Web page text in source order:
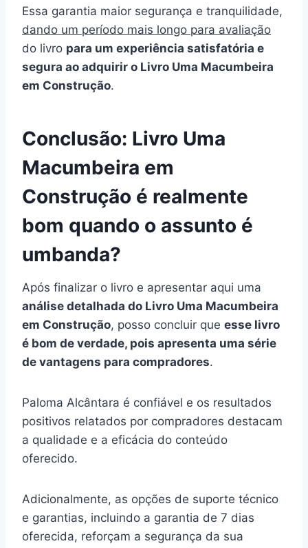
Essa garantia maior segurança e tranquilidade,
dando um período mais longo para avaliação
do livro para um experiência satisfatória e
segura ao adquirir o Livro Uma Macumbeira
em Construção.
Conclusão: Livro Uma
Macumbeira em
Construção é realmente
bom quando o assunto é
umbanda?
Após finalizar o livro e apresentar aqui uma
análise detalhada do Livro Uma Macumbeira
em Construção, posso concluir que esse livro
é bom de verdade, pois apresenta uma série
de vantagens para compradores.
Paloma Alcântara é confiável e os resultados
positivos relatados por compradores destacam
a qualidade e a eficácia do conteúdo
oferecido.
Adicionalmente, as opções de suporte técnico
e garantias, incluindo a garantia de 7 dias
oferecida, reforçam a segurança da sua